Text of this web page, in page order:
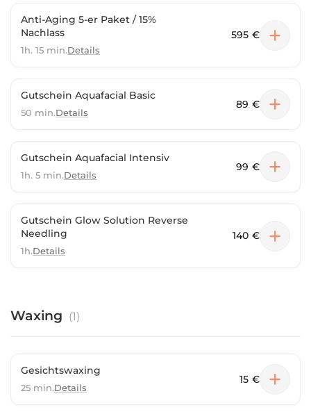
Anti-Aging 5-er Paket / 15%
Nachlass
1h. 15 min.Details
595 €
Gutschein Aquafacial Basic
50 min.Details
89 €
Gutschein Aquafacial Intensiv
1h. 5 min.Details
99 €
Gutschein Glow Solution Reverse
Needling
1h.Details
140 €
Waxing (1)
Gesichtswaxing
25 min.Details
15 €